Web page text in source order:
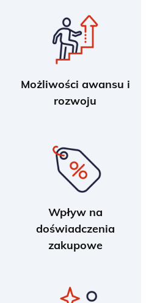
Możliwości awansu i
rozwoju
Wpływ na
doświadczenia
zakupowe